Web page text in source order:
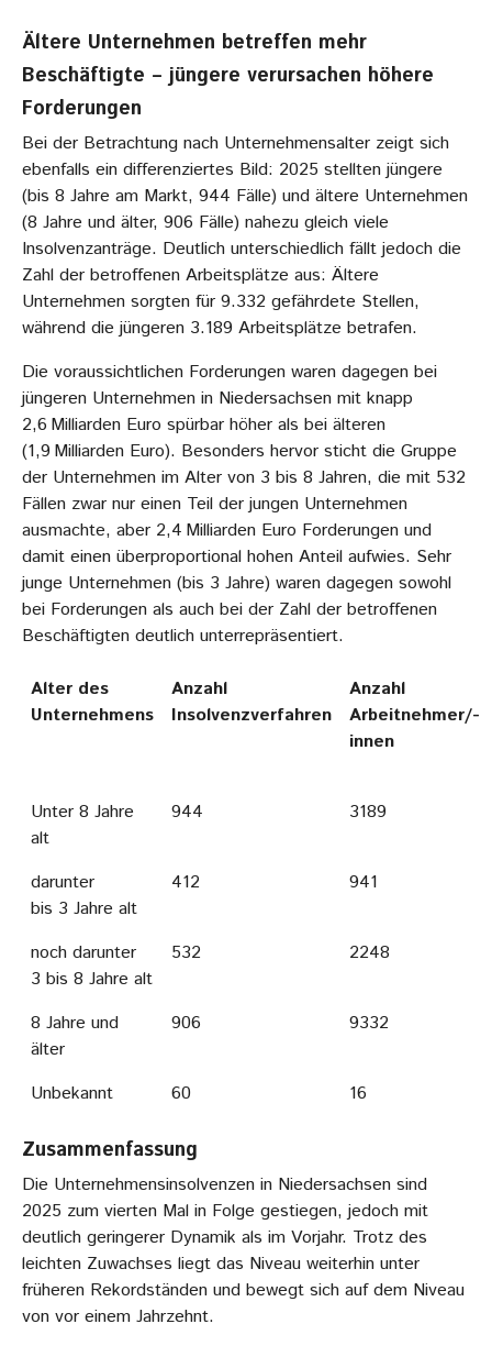
Ältere Unternehmen betreffen mehr
Beschäftigte – jüngere verursachen höhere
Forderungen
Bei der Betrachtung nach Unternehmensalter zeigt sich
ebenfalls ein differenziertes Bild: 2025 stellten jüngere
(bis 8 Jahre am Markt, 944 Fälle) und ältere Unternehmen
(8 Jahre und älter, 906 Fälle) nahezu gleich viele
Insolvenzanträge. Deutlich unterschiedlich fällt jedoch die
Zahl der betroffenen Arbeitsplätze aus: Ältere
Unternehmen sorgten für 9.332 gefährdete Stellen,
während die jüngeren 3.189 Arbeitsplätze betrafen.
Die voraussichtlichen Forderungen waren dagegen bei
jüngeren Unternehmen in Niedersachsen mit knapp
2,6 Milliarden Euro spürbar höher als bei älteren
(1,9 Milliarden Euro). Besonders hervor sticht die Gruppe
der Unternehmen im Alter von 3 bis 8 Jahren, die mit 532
Fällen zwar nur einen Teil der jungen Unternehmen
ausmachte, aber 2,4 Milliarden Euro Forderungen und
damit einen überproportional hohen Anteil aufwies. Sehr
junge Unternehmen (bis 3 Jahre) waren dagegen sowohl
bei Forderungen als auch bei der Zahl der betroffenen
Beschäftigten deutlich unterrepräsentiert.
Alter des
Unternehmens
Anzahl
Insolvenzverfahren
Anzahl
Arbeitnehmer/-
innen
Unter 8 Jahre
alt
944 3189
darunter
bis 3 Jahre alt
412 941
noch darunter
3 bis 8 Jahre alt
532 2248
8 Jahre und
älter
906 9332
Unbekannt 60 16
Zusammenfassung
Die Unternehmensinsolvenzen in Niedersachsen sind
2025 zum vierten Mal in Folge gestiegen, jedoch mit
deutlich geringerer Dynamik als im Vorjahr. Trotz des
leichten Zuwachses liegt das Niveau weiterhin unter
früheren Rekordständen und bewegt sich auf dem Niveau
von vor einem Jahrzehnt.